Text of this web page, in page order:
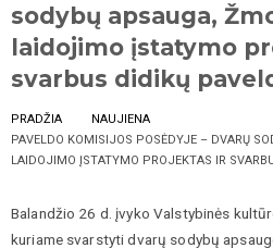
sodybų apsauga,
laidojimo įstatymo
svarbus didikų
PRADŽIA
NAUJIENA
PAVELDO KOMISIJOS POSĖDYJE – DVARŲ
LAIDOJIMO ĮSTATYMO PROJEKTAS IR
Balandžio 26 d. įvyko Valstybinės
kuriame svarstyti dvarų sodybų